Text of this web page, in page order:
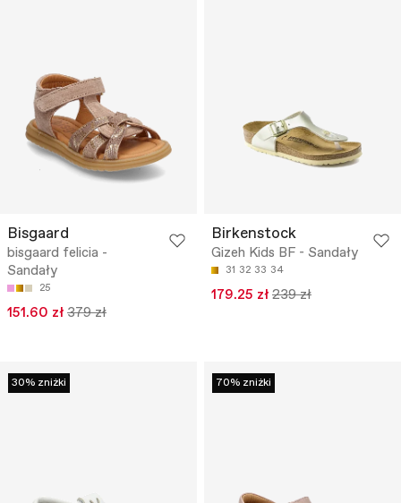
Bisgaard
bisgaard felicia -
Sandały
25
151.60 zł 379 zł
Birkenstock
Gizeh Kids BF - Sandały
31 32 33 34
179.25 zł 239 zł
30% zniżki 70% zniżki